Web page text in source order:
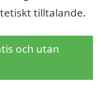
tilltalande.
och utan